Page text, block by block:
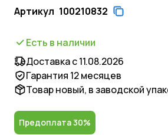
Артикул 100210832
Есть в наличии
Доставка с 11.08.2026
Гарантия 12 месяцев
Товар новый, в заводской
Предоплата 30%